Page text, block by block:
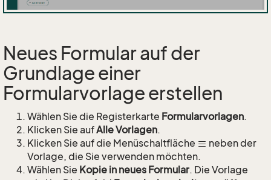
Neues Formular auf der
Grundlage einer
Formularvorlage erstellen
Wählen Sie die Registerkarte Formularvorlagen.
Klicken Sie aufAlle Vorlagen.
Klicken Sie auf die Menüschaltfläche
neben der
Vorlage, die Sie verwenden möchten.
Wählen Sie Kopie in neues Formular. Die Vorlage